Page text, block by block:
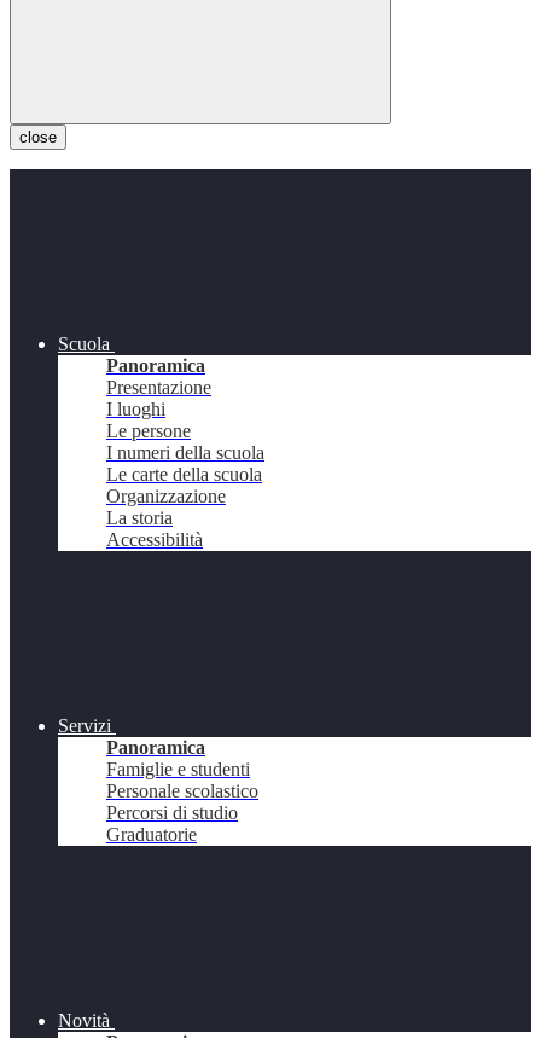
close
Scuola
Panoramica
Presentazione
I luoghi
Le persone
I numeri della scuola
Le carte della scuola
Organizzazione
La storia
Accessibilità
Servizi
Panoramica
Famiglie e studenti
Personale scolastico
Percorsi di studio
Graduatorie
Novità